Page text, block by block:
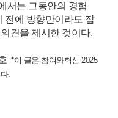
서는 그동안의 경험
전에 방향만이라도 잡
견을 제시한 것이다.
*이 글은 참여와혁신 2025
.